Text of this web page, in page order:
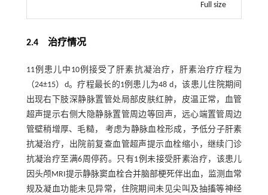
Full size
2.4 治疗情况
11例患儿中10例接受了肝素抗凝治疗，肝素治疗疗程为
（24±15）d。疗程最长的1例患儿为48 d，该患儿住院期间
出现右下肢深静脉置管处局部皮肤红肿，皮温正常，血管
超声提示右侧大隐静脉置管周边等回声，远心端置管周边
管壁稍增厚、毛糙， 考虑为静脉血栓形成，予低分子肝素
抗凝治疗，出院前复查血管超声提示血栓缩小，继续门诊
抗凝治疗至满6周停药。只有1例未接受肝素治疗，该患儿
因头颅MRI提示静脉窦血栓合并脑部梗死伴出血，监测血常
规及凝血功能未见异常，住院期间未见尖叫及抽搐等神经